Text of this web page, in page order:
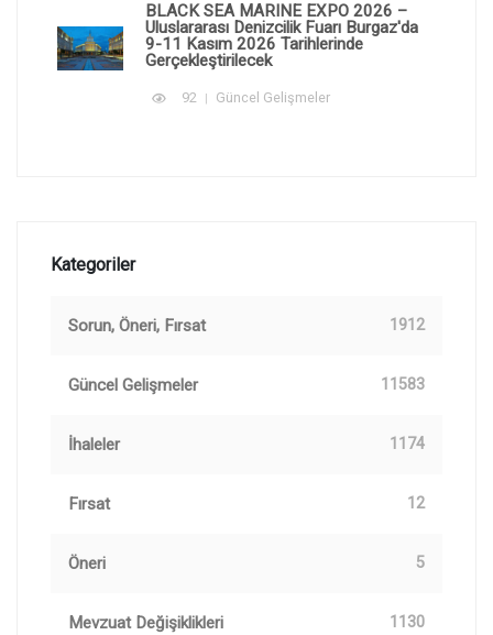
BLACK SEA MARINE EXPO 2026 –
Uluslararası Denizcilik Fuarı Burgaz'da
9-11 Kasım 2026 Tarihlerinde
Gerçekleştirilecek
92 Güncel Gelişmeler
Kategoriler
Sorun, Öneri, Fırsat 1912
Güncel Gelişmeler 11583
İhaleler 1174
Fırsat 12
Öneri 5
Mevzuat Değişiklikleri 1130